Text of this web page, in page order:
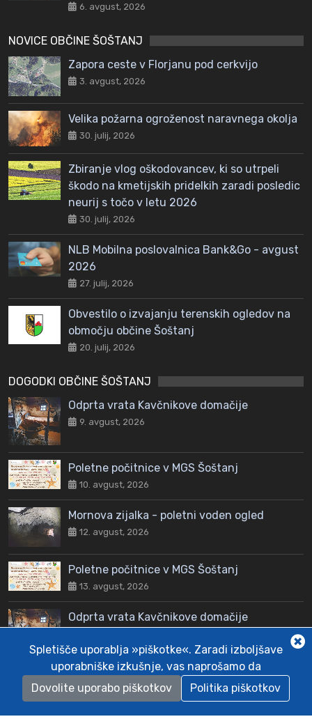
6. avgust, 2026
NOVICE OBČINE ŠOŠTANJ
Zapora ceste v Florjanu pod cerkvijo
3. avgust, 2026
Velika požarna ogroženost naravnega okolja
30. julij, 2026
Zbiranje vlog oškodovancev, ki so utrpeli
škodo na kmetijskih pridelkih zaradi posledic
neurij s točo v letu 2026
30. julij, 2026
NLB Mobilna poslovalnica Bank&Go - avgust
2026
27. julij, 2026
Obvestilo o izvajanju terenskih ogledov na
območju občine Šoštanj
20. julij, 2026
DOGODKI OBČINE ŠOŠTANJ
Odprta vrata Kavčnikove domačije
9. avgust, 2026
Poletne počitnice v MGS Šoštanj
10. avgust, 2026
Mornova zijalka - poletni voden ogled
12. avgust, 2026
Poletne počitnice v MGS Šoštanj
13. avgust, 2026
Odprta vrata Kavčnikove domačije
© 2026 Športna zveza Šoštanj. Vse pravice pridržane.
ivanek.net
Spletišče uporablja »piškotke«. Zaradi izboljšave
uporabniške izkušnje, vas naprošamo da
Dovolite uporabo piškotkov
Politika piškotkov